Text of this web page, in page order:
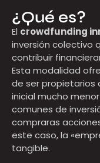
¿Qué es?
El crowdfunding
inversión colectivo
contribuir
Esta modalidad
de ser propietarios
inicial mucho
comunes de
compraras
este caso, la
tangible.